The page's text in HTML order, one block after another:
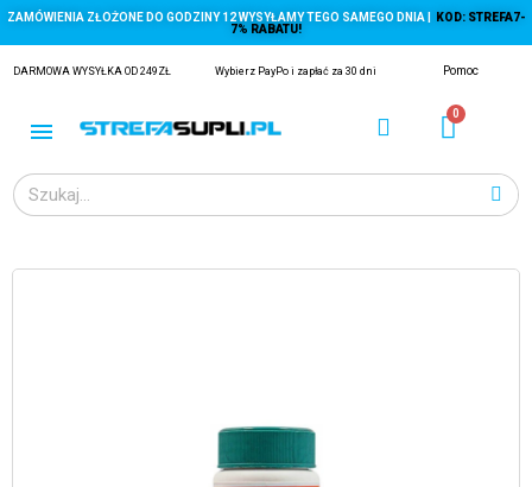
ZAMÓWIENIA ZŁOŻONE DO GODZINY 12 WYSYŁAMY TEGO SAMEGO DNIA |
KOD: STREFA7-
7% RABATU!
DARMOWA WYSYŁKA OD 249ZŁ Wybierz PayPo i zapłać za 30 dni Pomoc